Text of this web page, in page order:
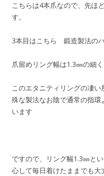
こちらは4本爪なので、先ほ
す。
3本目はこちら 鍛造製法の
爪留めリング幅は1.3㎜の細
このエタニティリングの凄
殊な製法なお陰で通常の指
います
ですので、リング幅1.3㎜と
心して毎日着けたままでも大